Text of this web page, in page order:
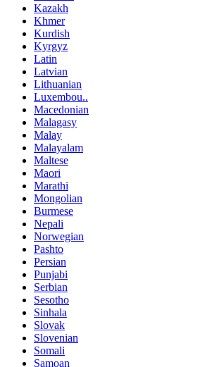
Kazakh
Khmer
Kurdish
Kyrgyz
Latin
Latvian
Lithuanian
Luxembou..
Macedonian
Malagasy
Malay
Malayalam
Maltese
Maori
Marathi
Mongolian
Burmese
Nepali
Norwegian
Pashto
Persian
Punjabi
Serbian
Sesotho
Sinhala
Slovak
Slovenian
Somali
Samoan